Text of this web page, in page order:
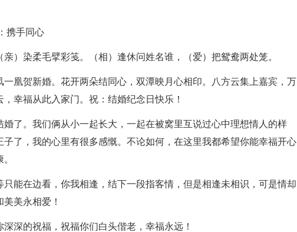
携手同心
）染柔毛擘彩笺。（相）逢休问姓名谁，（爱）把鸳鸯两处笼。
一凰贺新婚。花开两朵结同心，双潭映月心相印。八方云集上嘉宾，万
幸福从此入家门。祝：结婚纪念日快乐！
婚了。我们俩从小一起长大，一起在被窝里互说过心中理想情人的样
了，我的心里有很多感慨。不论如何，在这里我都希望你能幸福开心
只能在边看，你我相逢，结下一段指客情，但是相逢未相识，可是情却
美永相爱！
深的祝福，祝福你们白头偕老，幸福永远！